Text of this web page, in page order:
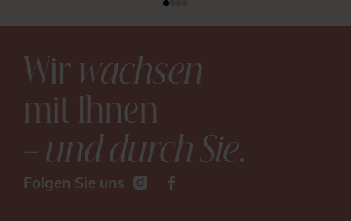
Wirwachsen
mit Ihnen
– und durch Sie.
Folgen Sie uns